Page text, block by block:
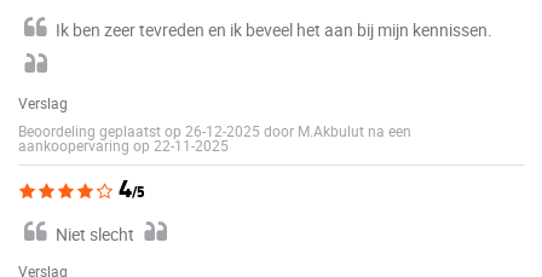
Ik ben zeer tevreden en ik beveel het aan bij mijn kennissen.
Verslag
Beoordeling geplaatst op 26-12-2025 door M.Akbulut na een
aankoopervaring op 22-11-2025
4/5
Niet slecht
Verslag